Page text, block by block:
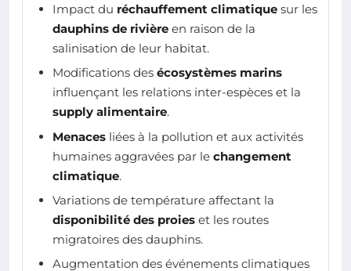
Impact du réchauffement climatique sur les
dauphins de rivière en raison de la
salinisation de leur habitat.
Modifications des écosystèmes marins
influençant les relations inter-espèces et la
supply alimentaire.
Menaces liées à la pollution et aux activités
humaines aggravées par le changement
climatique.
Variations de température affectant la
disponibilité des proies et les routes
migratoires des dauphins.
Augmentation des événements climatiques